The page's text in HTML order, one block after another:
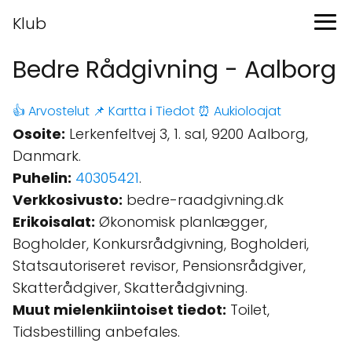
Klub
Bedre Rådgivning - Aalborg
👍 Arvostelut 📌 Kartta ℹ️ Tiedot ⏰ Aukioloajat
Osoite: Lerkenfeltvej 3, 1. sal, 9200 Aalborg,
Danmark.
Puhelin: 40305421.
Verkkosivusto: bedre-raadgivning.dk
Erikoisalat: Økonomisk planlægger,
Bogholder, Konkursrådgivning, Bogholderi,
Statsautoriseret revisor, Pensionsrådgiver,
Skatterådgiver, Skatterådgivning.
Muut mielenkiintoiset tiedot: Toilet,
Tidsbestilling anbefales.